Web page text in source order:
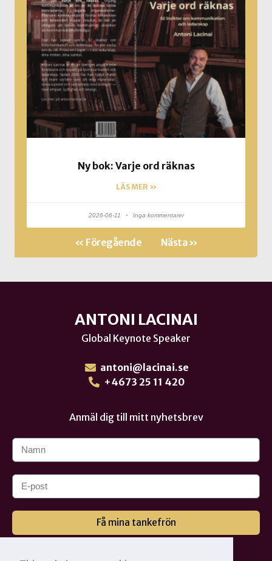
Ny bok: Varje ord räknas
LÄS MER »
2026-06-11 Inga kommentarer
« Föregående Nästa »
ANTONI LACINAI
Global Keynote Speaker
antoni@lacinai.se
+4673 25 11 420
Anmäl dig till mitt nyhetsbrev
Få mina tankefrön